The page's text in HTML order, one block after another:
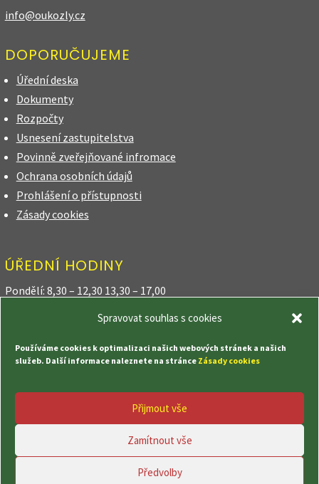
Spravovat souhlas s cookies
Používáme cookies k optimalizaci našich webových stránek a našich
služeb. Další informace naleznete na stránce Zásady cookies
Přijmout vše
Zamítnout vše
Předvolby
info@oukozly.cz
DOPORUČUJEME
Úřední deska
Dokumenty
Rozpočty
Usnesení zastupitelstva
Povinně zveřejňované infromace
Ochrana osobních údajů
Prohlášení o přístupnosti
Zásady cookies
ÚŘEDNÍ HODINY
Pondělí: 8,30 – 12,30 13,30 – 17,00
Středa: 8,30 – 12,30 13,30 – 17,00
© Obec Kozly, vytvořila společnostTrollComputer s.r.o.